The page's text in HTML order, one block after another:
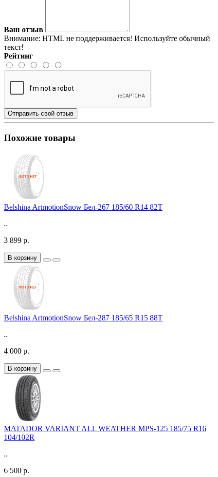
Ваш отзыв
Внимание: HTML не поддерживается! Используйте обычный
текст!
Рейтинг
Отправить свой отзыв
Похожие товары
Belshina ArtmotionSnow Бел-267 185/60 R14 82T
..
3 899 р.
В корзину
Belshina ArtmotionSnow Бел-287 185/65 R15 88T
..
4 000 р.
В корзину
MATADOR VARIANT ALL WEATHER MPS-125 185/75 R16
104/102R
..
6 500 р.